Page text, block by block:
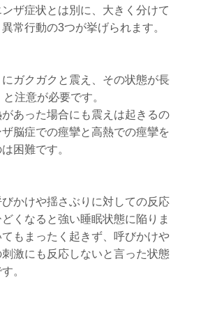
ザ症状とは別に、大きく分けて
常行動の3つが挙げられます。
ガクガクと震え、その状態が長
注意が必要です。
あった場合にも震えは起きるの
脳症での痙攣と高熱での痙攣を
困難です。
かけや揺さぶりに対しての反応
くなると強い睡眠状態に陥りま
もまったく起きず、呼びかけや
激にも反応しないと言った状態
。